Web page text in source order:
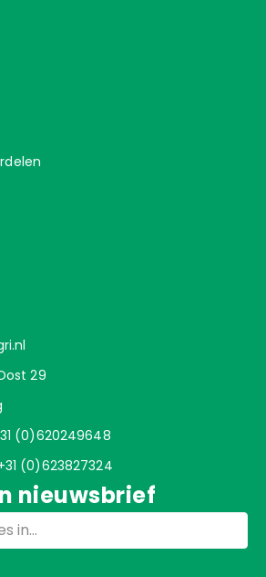
29
(0)620249648
(0)623827324
nieuwsbrief